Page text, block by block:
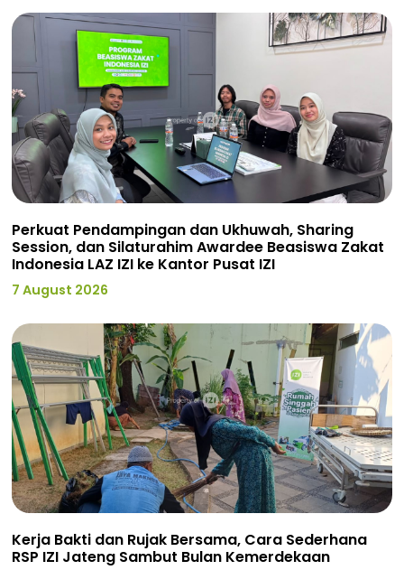
Perkuat Pendampingan dan Ukhuwah, Sharing
Session, dan Silaturahim Awardee Beasiswa Zakat
Indonesia LAZ IZI ke Kantor Pusat IZI
7 August 2026
Kerja Bakti dan Rujak Bersama, Cara Sederhana
RSP IZI Jateng Sambut Bulan Kemerdekaan